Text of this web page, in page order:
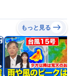
もっと見る